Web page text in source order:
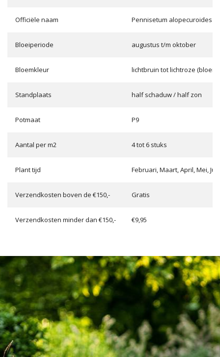
Officiële naam Pennisetum alopecuroides
Bloeiperiode augustus t/m oktober
Bloemkleur lichtbruin tot lichtroze
Standplaats half schaduw / half zon
Potmaat P9
Aantal per m2 4 tot 6 stuks
Plant tijd Februari, Maart, April, Mei,
Verzendkosten boven de €150,- Gratis
Verzendkosten minder dan €150,- €9,95